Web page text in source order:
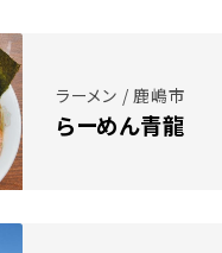
ラーメン / 鹿嶋市
らーめん青龍